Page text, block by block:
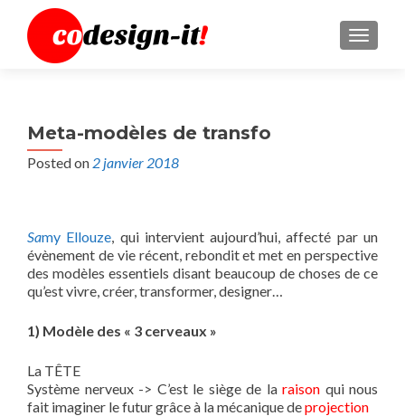
MENU
Meta-modèles de transfo
Posted on 2 janvier 2018
Samy Ellouze, qui intervient aujourd’hui, affecté par un
évènement de vie récent, rebondit et met en perspective
des modèles essentiels disant beaucoup de choses de ce
qu’est vivre, créer, transformer, designer…
1) Modèle des « 3 cerveaux »
La TÊTE
Système nerveux -> C’est le siège de la raison qui nous
fait imaginer le futur grâce à la mécanique deprojection